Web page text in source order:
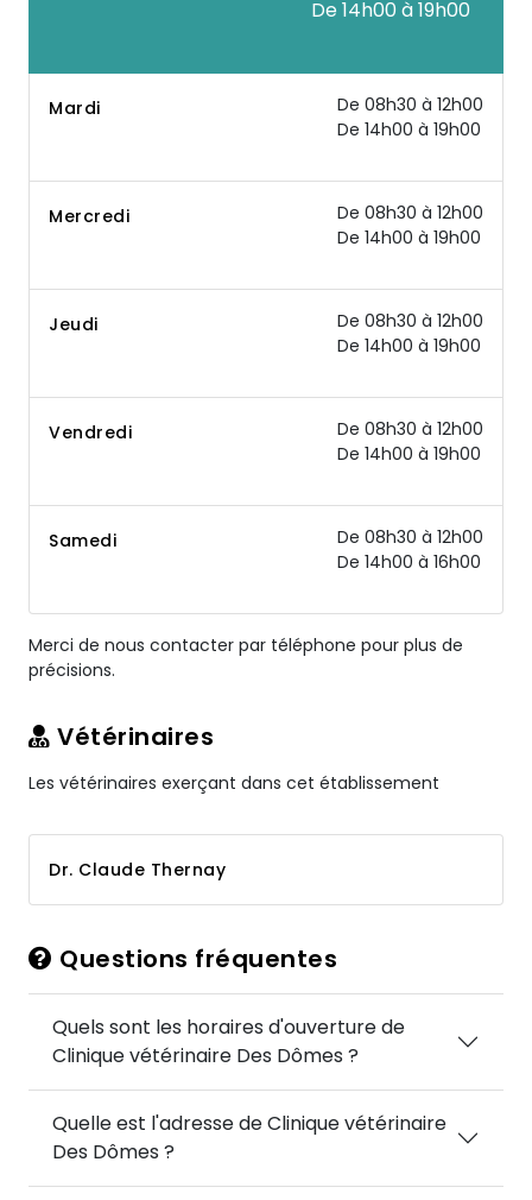
De 14h00 à 19h00
Mardi
De 08h30 à 12h00
De 14h00 à 19h00
Mercredi
De 08h30 à 12h00
De 14h00 à 19h00
Jeudi
De 08h30 à 12h00
De 14h00 à 19h00
Vendredi
De 08h30 à 12h00
De 14h00 à 19h00
Samedi
De 08h30 à 12h00
De 14h00 à 16h00
Merci de nous contacter par téléphone pour plus de
précisions.
Vétérinaires
Les vétérinaires exerçant dans cet établissement
Dr. Claude Thernay
Questions fréquentes
Quels sont les horaires d'ouverture de
Clinique vétérinaire Des Dômes ?
Quelle est l'adresse de Clinique vétérinaire
Des Dômes ?